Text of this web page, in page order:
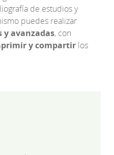
de estudios y
puedes realizar
y avanzadas, con
y compartir los